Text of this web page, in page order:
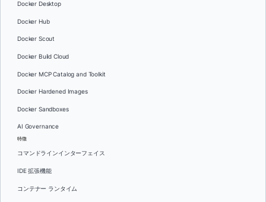
Docker Desktop
Docker Hub
Docker Scout
Docker Build Cloud
Docker MCP Catalog and Toolkit
Docker Hardened Images
Docker Sandboxes
AI Governance
特徴
コマンドラインインターフェイス
IDE 拡張機能
コンテナー ランタイム